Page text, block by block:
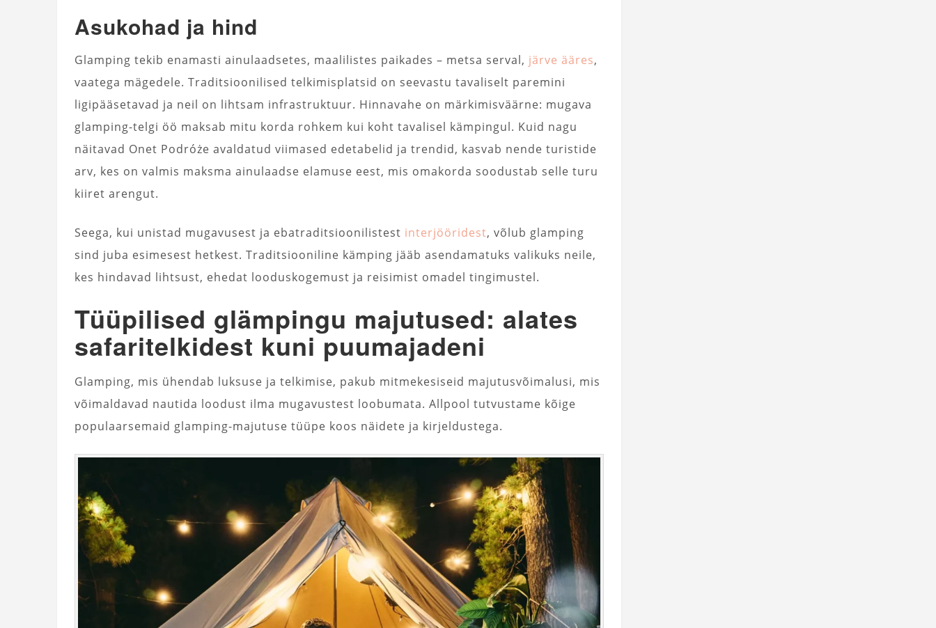
Asukohad ja hind
Glamping tekib enamasti ainulaadsetes, maalilistes paikades – metsa serval, järve ääres,
vaatega mägedele. Traditsioonilised telkimisplatsid on seevastu tavaliselt paremini
ligipääsetavad ja neil on lihtsam infrastruktuur. Hinnavahe on märkimisväärne: mugava
glamping-telgi öö maksab mitu korda rohkem kui koht tavalisel kämpingul. Kuid nagu
näitavad Onet Podróże avaldatud viimased edetabelid ja trendid, kasvab nende turistide
arv, kes on valmis maksma ainulaadse elamuse eest, mis omakorda soodustab selle turu
kiiret arengut.
Seega, kui unistad mugavusest ja ebatraditsioonilistest interjööridest, võlub glamping
sind juba esimesest hetkest. Traditsiooniline kämping jääb asendamatuks valikuks neile,
kes hindavad lihtsust, ehedat looduskogemust ja reisimist omadel tingimustel.
Tüüpilised glämpingu majutused: alates
safaritelkidest kuni puumajadeni
Glamping, mis ühendab luksuse ja telkimise, pakub mitmekesiseid majutusvõimalusi, mis
võimaldavad nautida loodust ilma mugavustest loobumata. Allpool tutvustame kõige
populaarsemaid glamping-majutuse tüüpe koos näidete ja kirjeldustega.